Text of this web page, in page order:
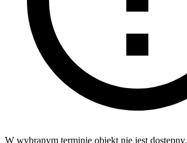
W wybranym terminie obiekt nie jest dostępny.